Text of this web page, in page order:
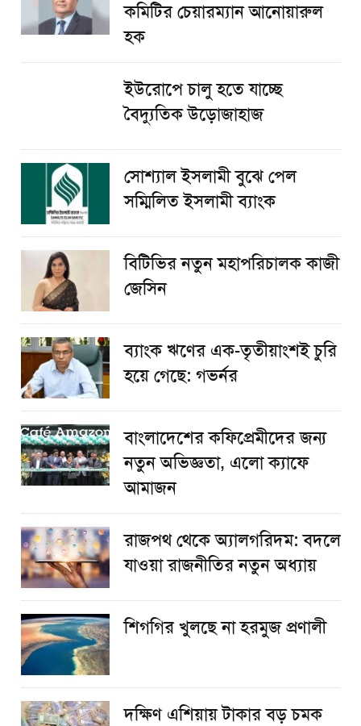
কমিটির চেয়ারম্যান আনোয়ারুল
হক
ইউরোপে চালু হতে যাচ্ছে
বৈদ্যুতিক উড়োজাহাজ
সোশ্যাল ইসলামী বুঝে পেল
সম্মিলিত ইসলামী ব্যাংক
বিটিভির নতুন মহাপরিচালক কাজী
জেসিন
ব্যাংক ঋণের এক-তৃতীয়াংশই চুরি
হয়ে গেছে: গভর্নর
বাংলাদেশের কফিপ্রেমীদের জন্য
নতুন অভিজ্ঞতা, এলো ক্যাফে
আমাজন
রাজপথ থেকে অ্যালগরিদম: বদলে
যাওয়া রাজনীতির নতুন অধ্যায়
শিগগির খুলছে না হরমুজ প্রণালী
দক্ষিণ এশিয়ায় টাকার বড় চমক